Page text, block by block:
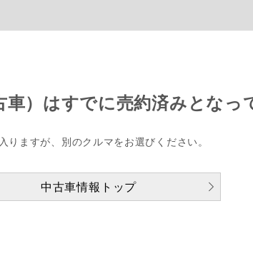
車）はすでに売約済みとなっ
りますが、別のクルマをお選びください。
中古車情報トップ